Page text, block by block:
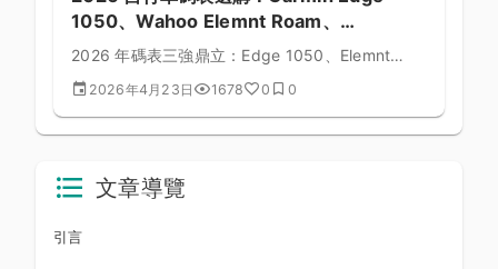
1050、Wahoo Elemnt Roam、
Hammerhead Karoo 3 對決
2026 年碼表三強鼎立：Edge 1050、Elemnt
Roam v2、Karoo 3。本文深度對比功能、操作、
地圖、售價。
2026年4月23日 1678 0 0
文章導覽
引言